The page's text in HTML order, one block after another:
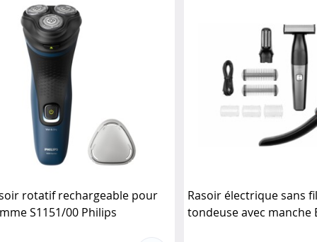
rotatif rechargeable pour
S1151/00 Philips
Rasoir électrique sans
tondeuse avec manche